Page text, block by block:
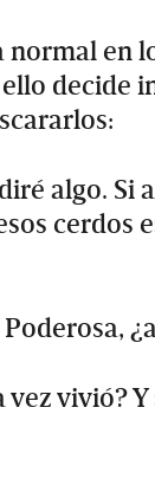
normal en
decide
algo. Si
cerdos
vez vivió?